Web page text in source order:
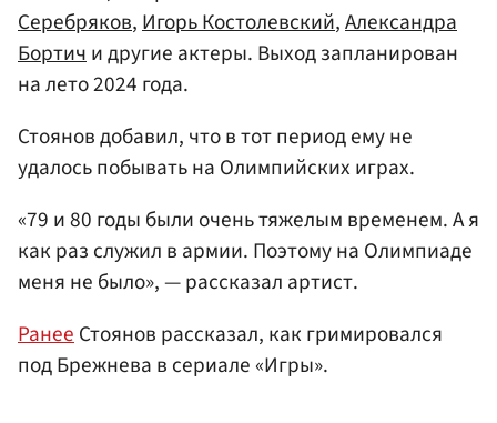
Серебряков,Игорь Костолевский,Александра
Бортичи другие актеры. Выход запланирован
на лето 2024 года.
Стоянов добавил, что в тот период ему не
удалось побывать на Олимпийских играх.
«79 и 80 годы были очень тяжелым временем. А я
как раз служил в армии. Поэтому на Олимпиаде
меня не было», — рассказал артист.
РанееСтоянов рассказал, как гримировался
под Брежнева в сериале «Игры».